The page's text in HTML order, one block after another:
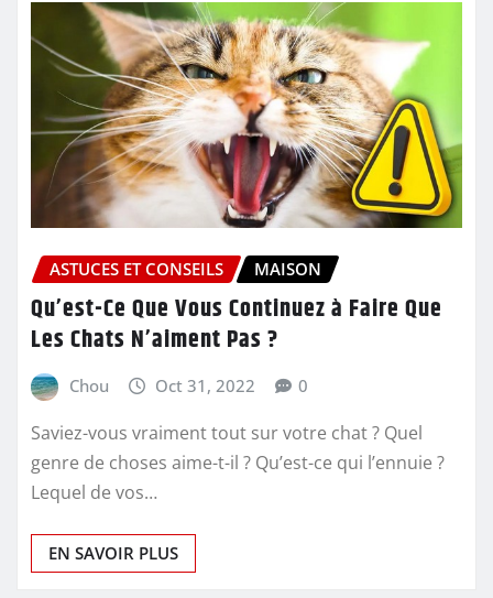
ASTUCES ET CONSEILS MAISON
Qu’est-Ce Que Vous Continuez à Faire Que
Les Chats N’aiment Pas ?
Chou Oct 31, 2022 0
Saviez-vous vraiment tout sur votre chat ? Quel
genre de choses aime-t-il ? Qu’est-ce qui l’ennuie ?
Lequel de vos…
EN SAVOIR PLUS